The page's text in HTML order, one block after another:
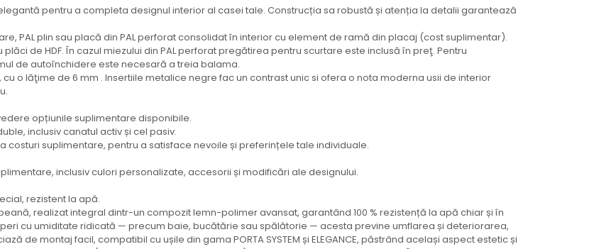
pentru a completa designul interior al casei tale. Construcția sa robustă și atenția la detalii garantează
PAL plin sau placă din PAL perforat consolidat în interior cu element de ramă din placaj (cost suplimentar).
de HDF. În cazul miezului din PAL perforat pregătirea pentru scurtare este inclusă în preţ. Pentru
de autoînchidere este necesară a treia balama.
o lăţime de 6 mm . Insertiile metalice negre fac un contrast unic si ofera o nota moderna usii de interior
opțiunile suplimentare disponibile.
inclusiv canatul activ și cel pasiv.
suplimentare, pentru a satisface nevoile și preferințele tale individuale.
inclusiv culori personalizate, accesorii și modificări ale designului.
rezistent la apă.
realizat integral dintr-un compozit lemn-polimer avansat, garantând 100 % rezistență la apă chiar și în
cu umiditate ridicată — precum baie, bucătărie sau spălătorie — acesta previne umflarea și deteriorarea,
de montaj facil, compatibil cu ușile din gama PORTA SYSTEM și ELEGANCE, păstrând același aspect estetic și